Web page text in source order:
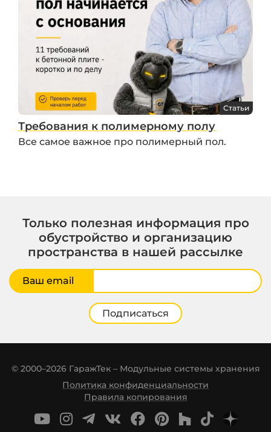
Статьи
Требования к полимерному полу
Все самое важное про полимерный пол.
Только полезная информация про
обустройство и организацию
пространства в нашей рассылке
Ваш email
Подписаться
© 2000–2026 ГаражТек – Модульные системы хранения
Политика конфиденциальности
Правила копирования